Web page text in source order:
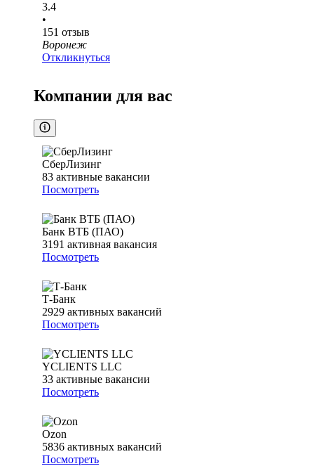
3.4
•
151 отзыв
Воронеж
Откликнуться
Компании для вас
СберЛизинг
83 активные вакансии
Посмотреть
Банк ВТБ (ПАО)
3191 активная вакансия
Посмотреть
Т-Банк
2929 активных вакансий
Посмотреть
YCLIENTS LLC
33 активные вакансии
Посмотреть
Ozon
5836 активных вакансий
Посмотреть